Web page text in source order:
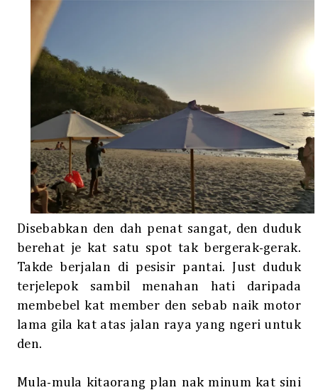
Disebabkan den dah penat sangat, den duduk
berehat je kat satu spot tak bergerak-gerak.
Takde berjalan di pesisir pantai. Just duduk
terjelepok sambil menahan hati daripada
membebel kat member den sebab naik motor
lama gila kat atas jalan raya yang ngeri untuk
den.
Mula-mula kitaorang plan nak minum kat sini